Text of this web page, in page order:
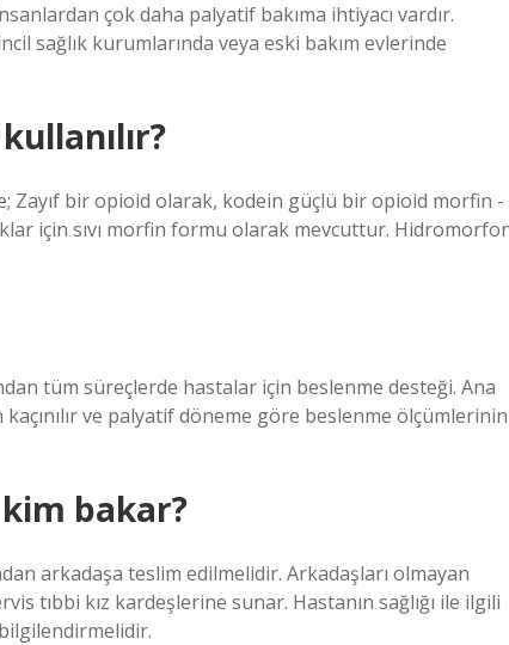
çok daha palyatif bakıma ihtiyacı vardır.
sağlık kurumlarında veya eski bakım evlerinde
Zayıf bir opioid olarak, kodein güçlü bir opioid morfin -
için sıvı morfin formu olarak mevcuttur.
tüm süreçlerde hastalar için beslenme desteği. Ana
ve palyatif döneme göre beslenme ölçümlerinin
bakar?
arkadaşa teslim edilmelidir. Arkadaşları olmayan
tıbbi kız kardeşlerine sunar. Hastanın sağlığı ile ilgili